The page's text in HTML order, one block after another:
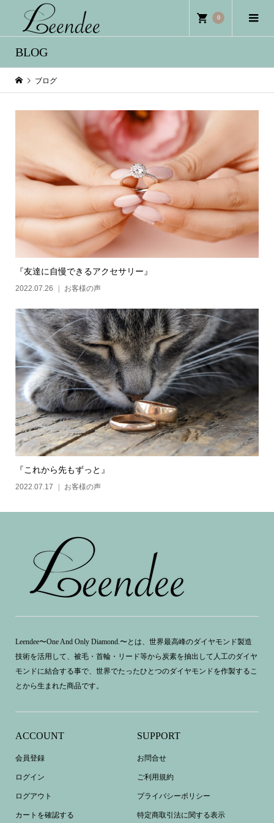
0
BLOG
ブログ
『友達に自慢できるアクセサリー』
2022.07.26 お客様の声
『これから先もずっと』
2022.07.17 お客様の声
Leendee〜One And Only Diamond.〜とは、世界最高峰のダイヤモンド製造
技術を活用して、被毛・首輪・リード等から炭素を抽出して人工のダイヤ
モンドに結合する事で、世界でたったひとつのダイヤモンドを作製するこ
とから生まれた商品です。
ACCOUNT
会員登録
ログイン
ログアウト
カートを確認する
SUPPORT
お問合せ
ご利用規約
プライバシーポリシー
特定商取引法に関する表示